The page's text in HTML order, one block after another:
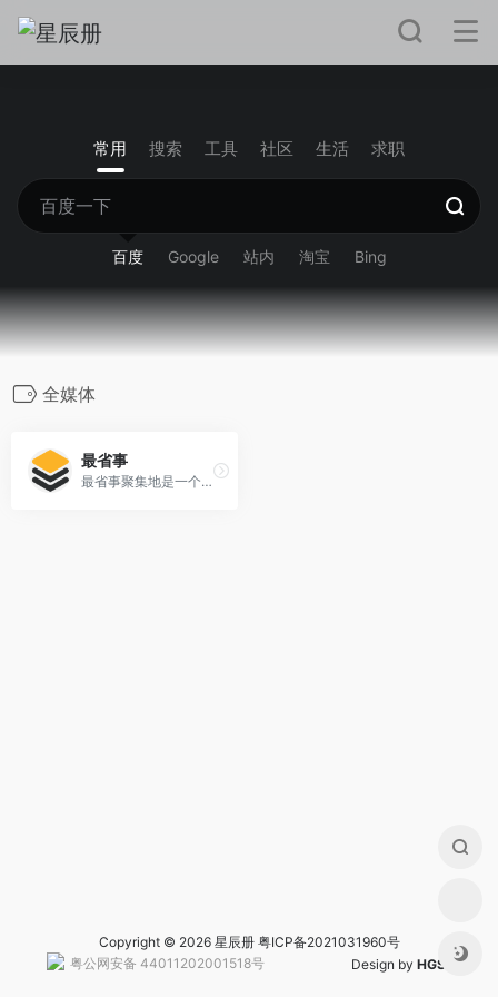
常用 搜索 工具 社区 生活 求职
百度 Google 站内 淘宝 Bing
全媒体
最省事
最省事聚集地是一个内容创作与分享社区，专注收集和分享负责任、有智趣、贴近生活的内容。
Copyright © 2026 星辰册 粤ICP备2021031960号
粤公网安备 44011202001518号Design by HGS